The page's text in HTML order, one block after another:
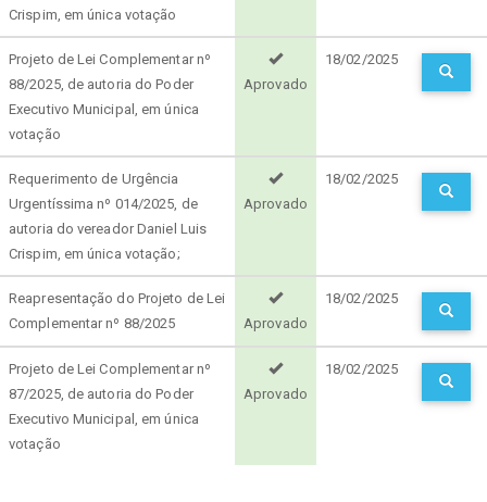
Crispim, em única votação
Projeto de Lei Complementar nº
88/2025, de autoria do Poder
Executivo Municipal, em única
votação
Aprovado
18/02/2025
Requerimento de Urgência
Urgentíssima nº 014/2025, de
autoria do vereador Daniel Luis
Crispim, em única votação;
Aprovado
18/02/2025
Reapresentação do Projeto de Lei
Complementar nº 88/2025
Aprovado
18/02/2025
Projeto de Lei Complementar nº
87/2025, de autoria do Poder
Executivo Municipal, em única
votação
Aprovado
18/02/2025